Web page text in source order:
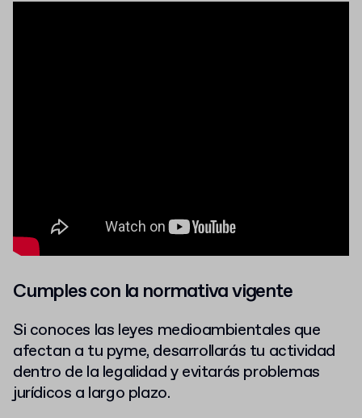
Cumples con la normativa vigente
Si conoces las leyes medioambientales que
afectan a tu pyme, desarrollarás tu actividad
dentro de la legalidad y evitarás problemas
jurídicos a largo plazo.